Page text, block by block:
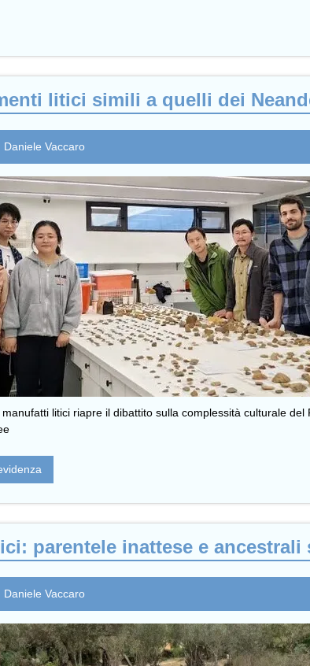
litici simili a quelli dei
Daniele Vaccaro
litici riapre il dibattito sulla complessità culturale
parentele inattese e
Daniele Vaccaro